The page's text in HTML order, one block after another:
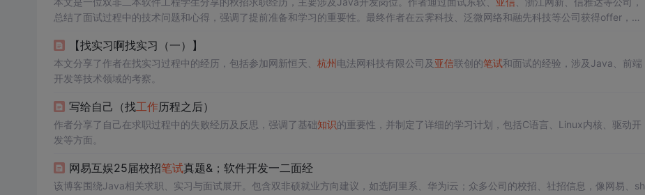
总结了面试过程中的技术问题和心得，强调了提前准备和学习的重要性。最终作者在云霁科技、泛微网络和融先科技等公司获得offer，并
【找实习啊找实习（一）】
本文分享了作者在找实习过程中的经历，包括参加网新恒天、 杭州电法网科技有限公司及 亚信联创的笔试和面试的经验，涉及Java、前端
开发等技术领域的考察。
写给自己（找工作历程之后）
作者分享了自己在求职过程中的失败经历及反思，强调了基础知识的重要性，并制定了详细的学习计划，包括C语言、Linux内核、驱动开
发等方面。
网易互娱25届校招笔试真题&；软件开发一二面经
该博客围绕Java相关求职、实习与面试展开。包含双非硕就业方向建议，如选阿里系、华为i云；众多公司的校招、社招信息，像网易、sh